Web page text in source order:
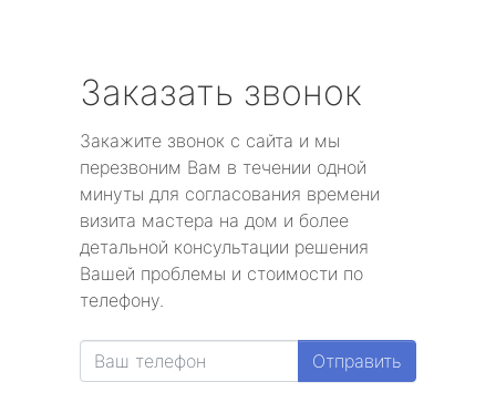
Заказать звонок
Закажите звонок с сайта и мы
перезвоним Вам в течении одной
минуты для согласования времени
визита мастера на дом и более
детальной консультации решения
Вашей проблемы и стоимости по
телефону.
Отправить